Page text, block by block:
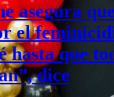
asegura
el
hasta que
dice